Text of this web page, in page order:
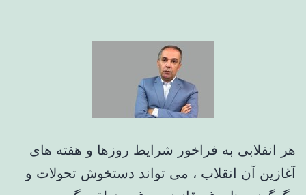
هر انقلابی به فراخور شرایط روزها و هفته های
آغازین آن انقلاب ، می تواند دستخوش تحولات و